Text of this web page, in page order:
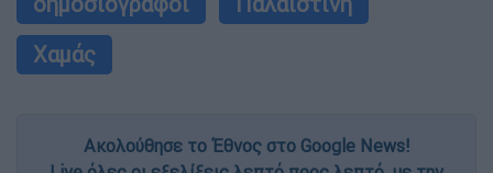
Χαμάς
Ακολούθησε το Έθνος στο Google News!